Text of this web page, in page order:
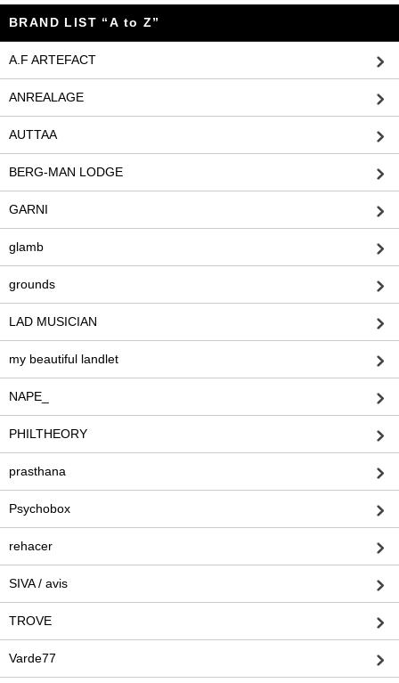
BRAND LIST “A to Z”
A.F ARTEFACT
ANREALAGE
AUTTAA
BERG-MAN LODGE
GARNI
glamb
grounds
LAD MUSICIAN
my beautiful landlet
NAPE_
PHILTHEORY
prasthana
Psychobox
rehacer
SIVA / avis
TROVE
Varde77